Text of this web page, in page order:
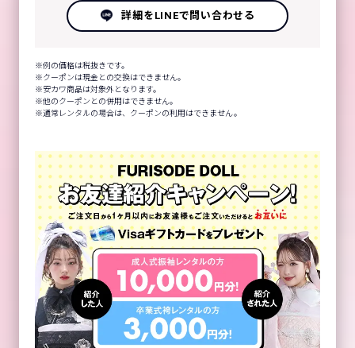
詳細をLINEで問い合わせる
例の価格は税抜きです。
クーポンは現金との交換はできません。
安カワ商品は対象外となります。
他のクーポンとの併用はできません。
通常レンタルの場合は、クーポンの利用はできません。